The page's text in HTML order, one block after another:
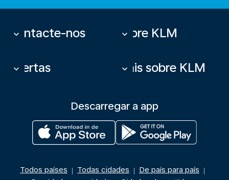
Contacte-nos
keyboard_arrow_down Sobre KLM
keyboard_arrow_down
Ofertas
keyboard_arrow_down Mais sobre KLM
keyboard_arrow_down
Descarregar a app
Todos países | Todas cidades | De país para país |